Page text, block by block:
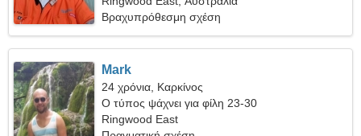
Βραχυπρόθεσμη σχέση
Mark
24 χρόνια, Καρκίνος
Ο τύπος ψάχνει για φίλη 23-30
Ringwood East